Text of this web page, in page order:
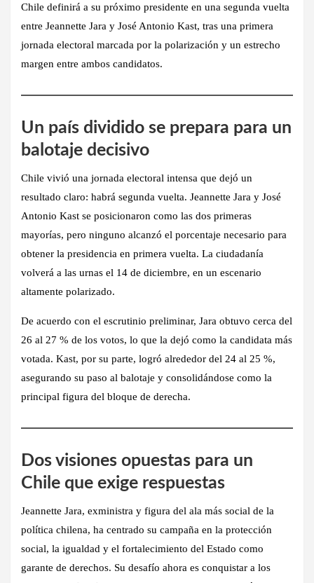
Chile definirá a su próximo presidente en una segunda vuelta
entre Jeannette Jara y José Antonio Kast, tras una primera
jornada electoral marcada por la polarización y un estrecho
margen entre ambos candidatos.
Un país dividido se prepara para un
balotaje decisivo
Chile vivió una jornada electoral intensa que dejó un
resultado claro: habrá segunda vuelta. Jeannette Jara y José
Antonio Kast se posicionaron como las dos primeras
mayorías, pero ninguno alcanzó el porcentaje necesario para
obtener la presidencia en primera vuelta. La ciudadanía
volverá a las urnas el 14 de diciembre, en un escenario
altamente polarizado.
De acuerdo con el escrutinio preliminar, Jara obtuvo cerca del
26 al 27 % de los votos, lo que la dejó como la candidata más
votada. Kast, por su parte, logró alrededor del 24 al 25 %,
asegurando su paso al balotaje y consolidándose como la
principal figura del bloque de derecha.
Dos visiones opuestas para un
Chile que exige respuestas
Jeannette Jara, exministra y figura del ala más social de la
política chilena, ha centrado su campaña en la protección
social, la igualdad y el fortalecimiento del Estado como
garante de derechos. Su desafío ahora es conquistar a los